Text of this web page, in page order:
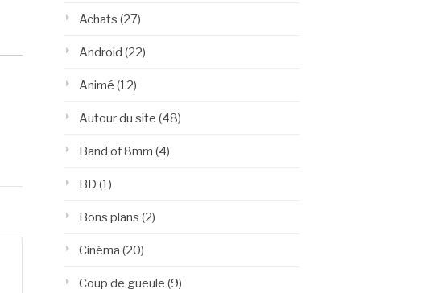
Achats (27)
Android (22)
Animé (12)
Autour du site (48)
Band of 8mm (4)
BD (1)
Bons plans (2)
Cinéma (20)
Coup de gueule (9)